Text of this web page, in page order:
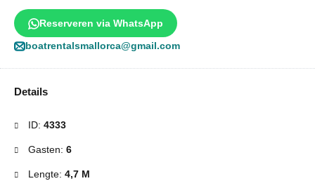
Reserveren via WhatsApp
boatrentalsmallorca@gmail.com
Details
ID: 4333
Gasten: 6
Lengte: 4,7 M